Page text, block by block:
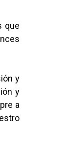
que
y
y
a